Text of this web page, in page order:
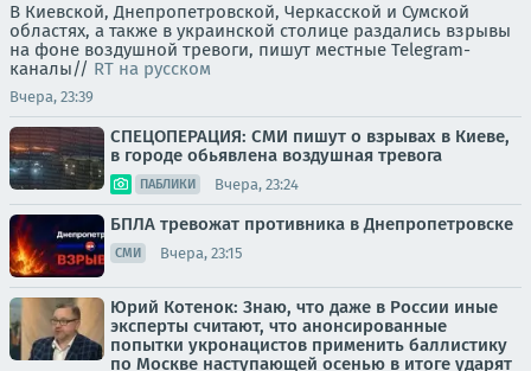
В Киевской, Днепропетровской, Черкасской и Сумской
областях, а также в украинской столице раздались взрывы
на фоне воздушной тревоги, пишут местные Telegram-
каналы// RT на русском
Вчера, 23:39
СПЕЦОПЕРАЦИЯ: СМИ пишут о взрывах в Киеве,
в городе обьявлена воздушная тревога
ПАБЛИКИ Вчера, 23:24
БПЛА тревожат противника в Днепропетровске
СМИ Вчера, 23:15
Юрий Котенок: Знаю, что даже в России иные
эксперты считают, что анонсированные
попытки укронацистов применить баллистику
по Москве наступающей осенью в итоге ударят